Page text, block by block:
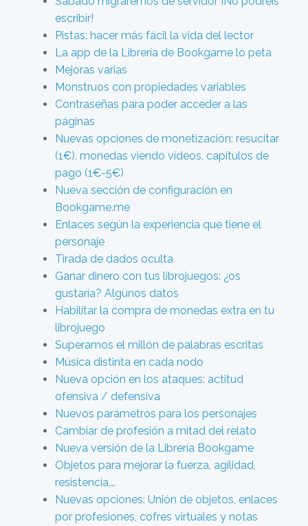
escribir!
Pistas: hacer más fácil la vida del lector
La app de la Librería de Bookgame lo peta
Mejoras varias
Monstruos con propiedades variables
Contraseñas para poder acceder a las
páginas
Nuevas opciones de monetización: resucitar
(1€), monedas viendo vídeos, capítulos de
pago (1€-5€)
Nueva sección de configuración en
Bookgame.me
Enlaces según la experiencia que tiene el
personaje
Tirada de dados oculta
Ganar dinero con tus librojuegos: ¿os
gustaría? Algunos datos
Habilitar la compra de monedas extra en tu
librojuego
Superamos el millón de palabras escritas
Música distinta en cada nodo
Nueva opción en los ataques: actitud
ofensiva / defensiva
Nuevos parámetros para los personajes
Cambiar de profesión a mitad del relato
Nueva versión de la Librería Bookgame
Objetos para mejorar la fuerza, agilidad,
resistencia,…
Nuevas opciones: Unión de objetos, enlaces
por profesiones, cofres virtuales y notas